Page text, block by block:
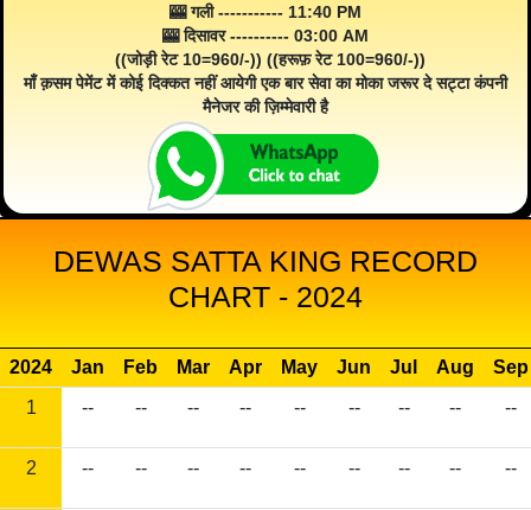
🎰 गली ----------- 11:40 PM
🎰 दिसावर ---------- 03:00 AM
((जोड़ी रेट 10=960/-)) ((हरूफ़ रेट 100=960/-))
माँ क़सम पेमेंट में कोई दिक्कत नहीं आयेगी एक बार सेवा का मोका जरूर दे सट्टा कंपनी
मैनेजर की ज़िम्मेवारी है
DEWAS SATTA KING RECORD
CHART - 2024
2024 Jan Feb Mar Apr May Jun Jul Aug
Sep
1
-- -- -- -- -- -- -- -- --
2 -- -- -- -- -- -- -- -- --